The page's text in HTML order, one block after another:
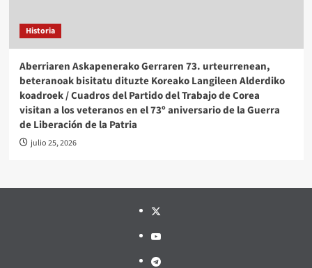
Historia
Aberriaren Askapenerako Gerraren 73. urteurrenean,
beteranoak bisitatu dituzte Koreako Langileen Alderdiko
koadroek / Cuadros del Partido del Trabajo de Corea
visitan a los veteranos en el 73º aniversario de la Guerra
de Liberación de la Patria
julio 25, 2026
Twitter
YouTube
Telegram